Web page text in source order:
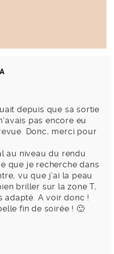
depuis que sa sortie
pas encore eu
Donc, merci pour
au niveau du rendu
que je recherche dans
vu que j’ai la peau
briller sur la zone T,
adapté. A voir donc !
fin de soirée ! 🙂